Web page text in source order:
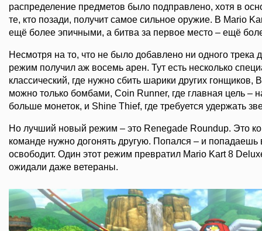
распределение предметов было подправлено, хотя в
те, кто позади, получит самое сильное оружие. В Mario
ещё более эпичными, а битва за первое место – ещё
Несмотря на то, что не было добавлено ни одного трека
режим получил аж восемь арен. Тут есть несколько
классический, где нужно сбить шарики других гонщиков,
можно только бомбами, Coin Runner, где главная цель –
больше монеток, и Shine Thief, где требуется удержать
Но лучший новый режим – это Renegade Roundup. Это
команде нужно догонять другую. Попался – и попадаешь
освободит. Один этот режим превратил Mario Kart 8
ожидали даже ветераны.